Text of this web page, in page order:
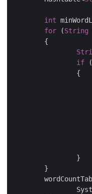
int
for (String
if